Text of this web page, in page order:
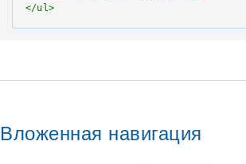
</ul>
Вложенная навигация